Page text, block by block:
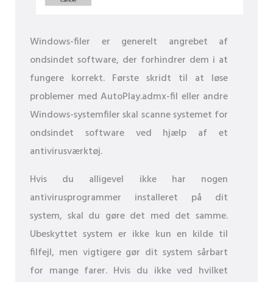
Windows-filer er generelt angrebet af
ondsindet software, der forhindrer dem i at
fungere korrekt. Første skridt til at løse
problemer med AutoPlay.admx-fil eller andre
Windows-systemfiler skal scanne systemet for
ondsindet software ved hjælp af et
antivirusværktøj.
Hvis du alligevel ikke har nogen
antivirusprogrammer installeret på dit
system, skal du gøre det med det samme.
Ubeskyttet system er ikke kun en kilde til
filfejl, men vigtigere gør dit system sårbart
for mange farer. Hvis du ikke ved hvilket